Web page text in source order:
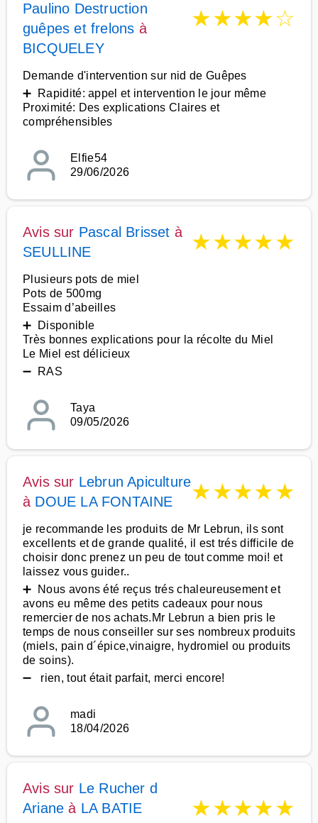
Paulino Destruction
guêpes et frelons à
BICQUELEY
★★★★☆
Demande d'intervention sur nid de Guêpes
➕ Rapidité: appel et intervention le jour même
Proximité: Des explications Claires et
compréhensibles
Elfie54
29/06/2026
Avis sur Pascal Brisset à
SEULLINE
★★★★★
Plusieurs pots de miel
Pots de 500mg
Essaim d’abeilles
➕ Disponible
Très bonnes explications pour la récolte du Miel
Le Miel est délicieux
➖ RAS
Taya
09/05/2026
Avis sur Lebrun Apiculture
à DOUE LA FONTAINE ★★★★★
je recommande les produits de Mr Lebrun, ils sont
excellents et de grande qualité, il est trés difficile de
choisir donc prenez un peu de tout comme moi! et
laissez vous guider..
➕ Nous avons été reçus trés chaleureusement et
avons eu même des petits cadeaux pour nous
remercier de nos achats.Mr Lebrun a bien pris le
temps de nous conseiller sur ses nombreux produits
(miels, pain d´épice,vinaigre, hydromiel ou produits
de soins).
➖ rien, tout était parfait, merci encore!
madi
18/04/2026
Avis sur Le Rucher d
Ariane à LA BATIE
★★★★★